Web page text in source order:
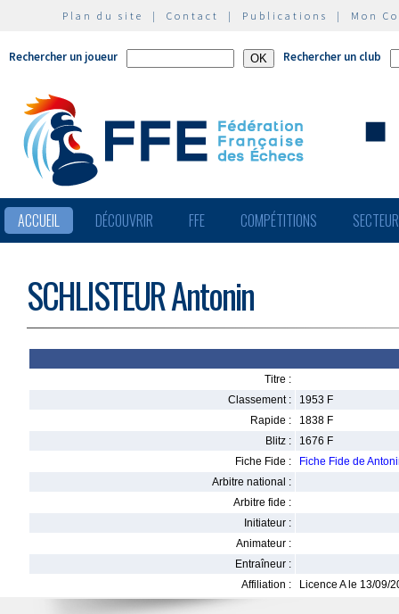
Plan du site | Contact | Publications | Mon
Rechercher un joueur Rechercher un club
ACCUEIL DÉCOUVRIR FFE COMPÉTITIONS
SCHLISTEUR Antonin
Titre :
Classement :
1953 F
Rapide :
1838 F
Blitz :
1676 F
Fiche Fide :
Fiche Fide de
Arbitre national :
Arbitre fide :
Initiateur :
Animateur :
Entraîneur :
Affiliation :
Licence A le 13/09/